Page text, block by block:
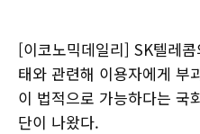
[이코노믹데일리] SK텔레
태와 관련해 이용자에게 부
이 법적으로 가능하다는 국
단이 나왔다.